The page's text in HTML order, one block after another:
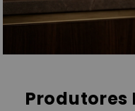
Produtores